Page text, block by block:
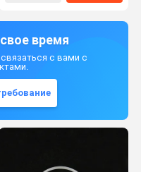
время
с вами с